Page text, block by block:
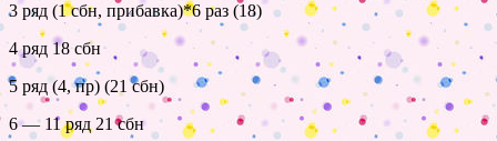
3 ряд (1 сбн, прибавка)*6 раз (18)
4 ряд 18 сбн
5 ряд (4, пр) (21 сбн)
6 — 11 ряд 21 сбн